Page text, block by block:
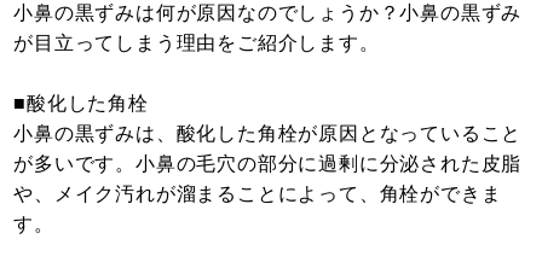
小鼻の黒ずみは何が原因なのでしょうか？小鼻の黒ずみ
が目立ってしまう理由をご紹介します。
■酸化した角栓
小鼻の黒ずみは、酸化した角栓が原因となっていること
が多いです。小鼻の毛穴の部分に過剰に分泌された皮脂
や、メイク汚れが溜まることによって、角栓ができま
す。